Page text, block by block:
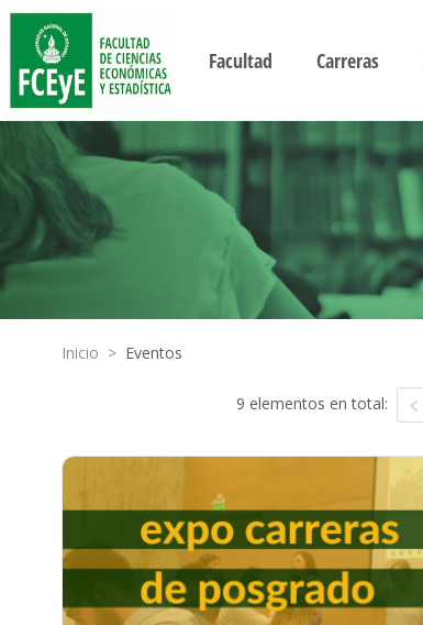
Facultad Carreras
Inicio > Eventos
9 elementos en total: